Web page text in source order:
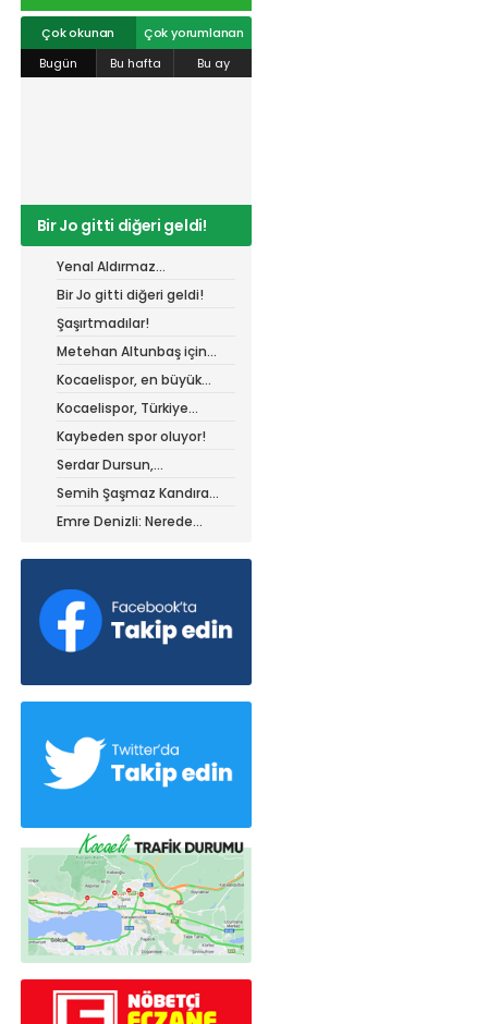
#gökhan
değirmenci
mert cengiz
#engin koyun
gülspor41
#kocaelispor
cengiz
#erdem övüç
#eleke #lua lua
Çok okunan
Çok yorumlanan
Bugün
Bu hafta Bu ay
Bir Jo gitti diğeri geldi!
Yenal Aldırmaz
Kocaelispor’da!
Bir Jo gitti diğeri geldi!
Şaşırtmadılar!
Metehan Altunbaş için
resmi açıklama bekleniyor
Kocaelispor, en büyük
gücü taraftarı ile
buluşuyor!
Kocaelispor, Türkiye
Kupası'ndaki ilk maçını
hangi turda oynayacak?
Kaybeden spor oluyor!
Serdar Dursun,
Kocaelispor’dan 15 dikişlik
iz ile ayrıldı!
Semih Şaşmaz Kandıra
Gençlerbirliği’nde devam
dedi!
Emre Denizli: Nerede
info@spor41.com